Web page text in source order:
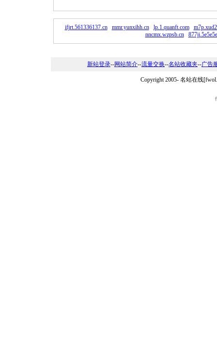
ifjrt.561336137.cn mmr.yunxihh.cn lp.1.quanft.com
nncmx.wzpsb.cn
新站登录--网站简介--流量交换--名站收藏夹--广告
Copyright 2005- 名站在线